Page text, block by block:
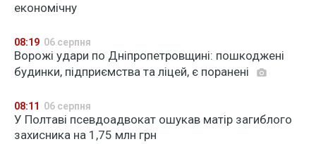
економічну
08:19 06 серпня
Ворожі удари по Дніпропетровщині: пошкоджені
будинки, підприємства та ліцей, є поранені
08:11 06 серпня
У Полтаві псевдоадвокат ошукав матір загиблого
захисника на 1,75 млн грн